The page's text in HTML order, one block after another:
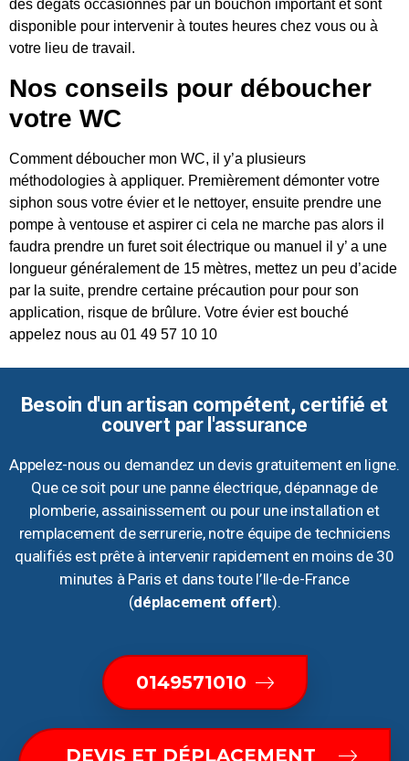
des dégâts occasionnés par un bouchon important et sont
disponible pour intervenir à toutes heures chez vous ou à
votre lieu de travail.
Nos conseils pour déboucher
votre WC
Comment déboucher mon WC, il y’a plusieurs
méthodologies à appliquer. Premièrement démonter votre
siphon sous votre évier et le nettoyer, ensuite prendre une
pompe à ventouse et aspirer ci cela ne marche pas alors il
faudra prendre un furet soit électrique ou manuel il y’ a une
longueur généralement de 15 mètres, mettez un peu d’acide
par la suite, prendre certaine précaution pour pour son
application, risque de brûlure. Votre évier est bouché
appelez nous au 01 49 57 10 10
Besoin d'un artisan compétent, certifié et
couvert par l'assurance
Appelez-nous ou demandez un devis gratuitement en ligne.
Que ce soit pour une panne électrique, dépannage de
plomberie, assainissement ou pour une installation et
remplacement de serrurerie, notre équipe de techniciens
qualifiés est prête à intervenir rapidement en moins de 30
minutes à Paris et dans toute l’Ile-de-France
(déplacement offert).
0149571010
DEVIS ET DÉPLACEMENT